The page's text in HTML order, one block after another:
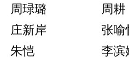
周琭璐
周耕
庄新岸
张喻
朱恺
李滨